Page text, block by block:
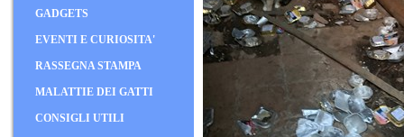
GADGETS
EVENTI E CURIOSITA'
RASSEGNA STAMPA
MALATTIE DEI GATTI
CONSIGLI UTILI